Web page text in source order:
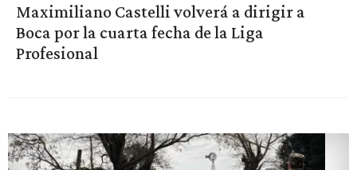
Maximiliano Castelli volverá a dirigir a
Boca por la cuarta fecha de la Liga
Profesional